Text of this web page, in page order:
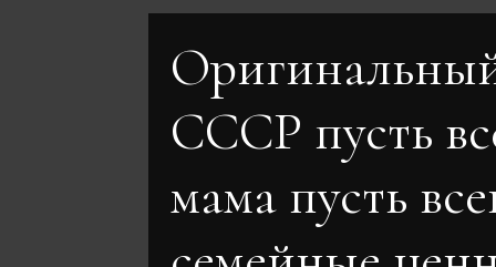
СССР пусть
мама пусть